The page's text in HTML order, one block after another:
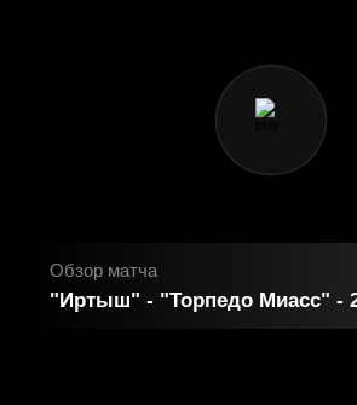
Обзор матча
"Иртыш" - "Торпедо Миасс" -